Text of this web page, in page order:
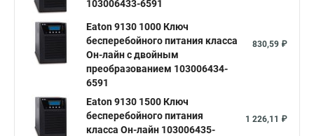
103006433-6591
Eaton 9130 1000 Ключ
бесперебойного питания класса
Он-лайн c двойным
преобразованием 103006434-
6591
830,59 ₽
Eaton 9130 1500 Ключ
бесперебойного питания
класса Он-лайн 103006435-
1 226,11 ₽